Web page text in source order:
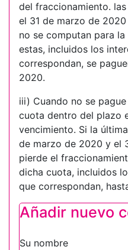
del fraccionamiento.
el 31 de marzo de
no se computan para
estas, incluidos los
correspondan, se
2020.
iii) Cuando no se
cuota dentro del plazo
vencimiento. Si la
de marzo de 2020 y el
pierde el
dicha cuota, incluidos
que correspondan,
Añadir nuevo
Su nombre